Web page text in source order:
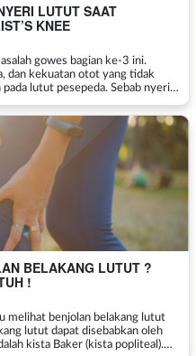
LUTUT SAAT
KNEE
gowes bagian ke-3 ini.
dan kekuatan otot yang tidak
pesepeda. Sebab nyeri
BELAKANG LUTUT ?
!
melihat benjolan belakang lutut
lutut dapat disebabkan oleh
kista Baker (kista popliteal).